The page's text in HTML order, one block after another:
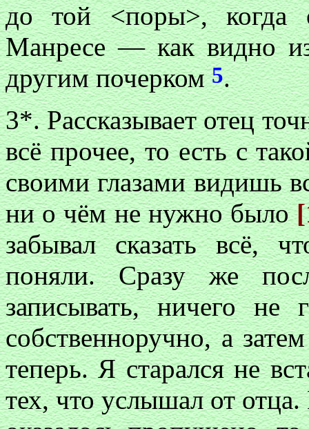
до той <поры>, когда
Манресе — как видно из
другим почерком5.
3*. Рассказывает отец
всё прочее, то есть с
своими глазами видишь
ни о чём не нужно было
забывал сказать всё,
поняли. Сразу же
записывать, ничего не
собственноручно, а
теперь. Я старался не
тех, что услышал от